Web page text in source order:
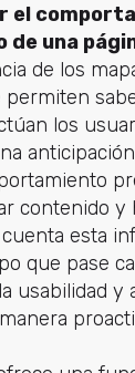
el
una
de los
permiten
los
contenido y
esta
que pase
usabilidad y